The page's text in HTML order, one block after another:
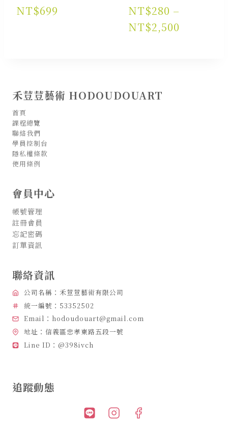
NT$699 NT$280 –
NT$2,500
禾荳荳藝術 HODOUDOUART
首頁
課程總覽
聯絡我們
學員控制台
隱私權條款
使用條例
會員中心
帳號管理
註冊會員
忘記密碼
訂單資訊
聯絡資訊
公司名稱：禾荳荳藝術有限公司
統一編號：53352502
Email：hodoudouart@gmail.com
地址：信義區忠孝東路五段一號
Line ID：@398ivch
追蹤動態